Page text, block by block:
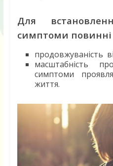
Для
симптоми
продовжуваність
масштабність
симптоми
життя.